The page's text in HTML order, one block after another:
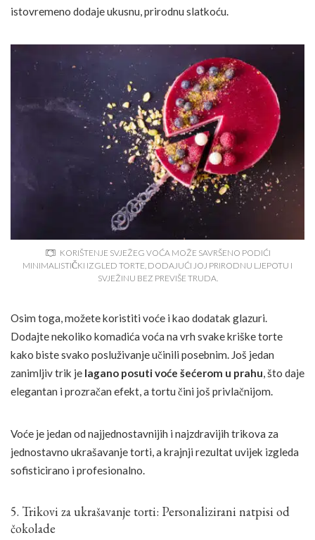
istovremeno dodaje ukusnu, prirodnu slatkoću.
KORIŠTENJE SVJEŽEG VOĆA MOŽE SAVRŠENO PODIĆI
MINIMALISTIČKI IZGLED TORTE, DODAJUĆI JOJ PRIRODNU LJEPOTU I
SVJEŽINU BEZ PREVIŠE TRUDA.
Osim toga, možete koristiti voće i kao dodatak glazuri.
Dodajte nekoliko komadića voća na vrh svake kriške torte
kako biste svako posluživanje učinili posebnim. Još jedan
zanimljiv trik je lagano posuti voće šećerom u prahu , što daje
elegantan i prozračan efekt, a tortu čini još privlačnijom.
Voće je jedan od najjednostavnijih i najzdravijih trikova za
jednostavno ukrašavanje torti, a krajnji rezultat uvijek izgleda
sofisticirano i profesionalno.
5. Trikovi za ukrašavanje torti: Personalizirani natpisi od
čokolade